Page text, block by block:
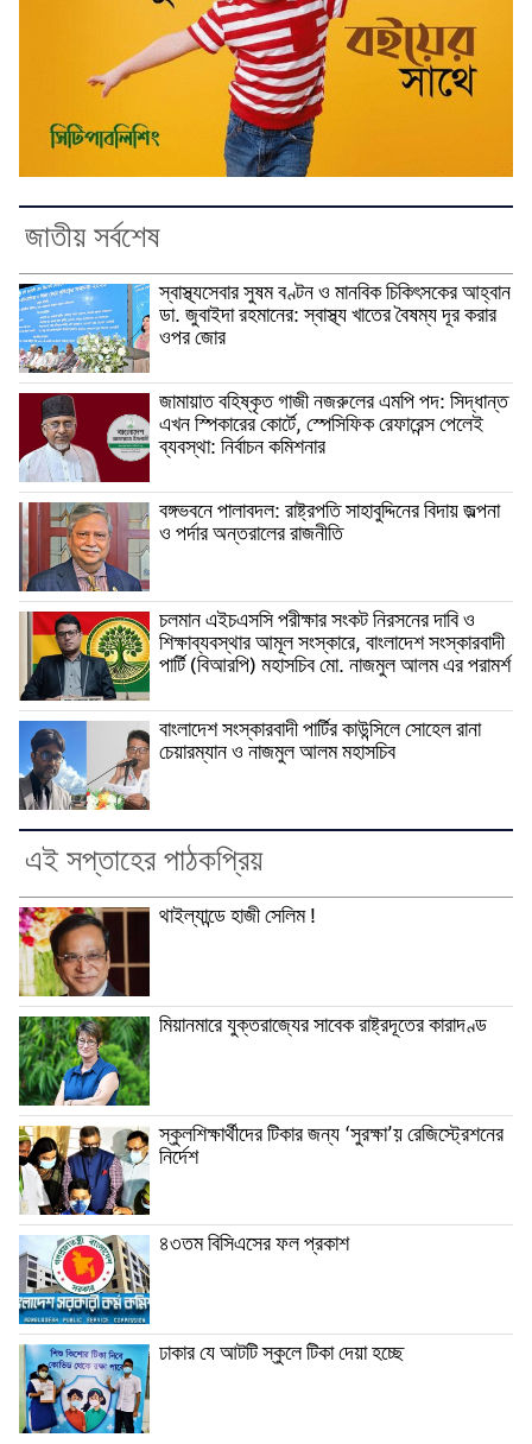
জাতীয় সর্বশেষ
স্বাস্থ্যসেবার সুষম বণ্টন ও মানবিক চিকিৎসকের আহ্বান
ডা. জুবাইদা রহমানের: স্বাস্থ্য খাতের বৈষম্য দূর করার
ওপর জোর
জামায়াত বহিষ্কৃত গাজী নজরুলের এমপি পদ: সিদ্ধান্ত
এখন স্পিকারের কোর্টে, স্পেসিফিক রেফারেন্স পেলেই
ব্যবস্থা: নির্বাচন কমিশনার
বঙ্গভবনে পালাবদল: রাষ্ট্রপতি সাহাবুদ্দিনের বিদায় জল্পনা
ও পর্দার অন্তরালের রাজনীতি
চলমান এইচএসসি পরীক্ষার সংকট নিরসনের দাবি ও
শিক্ষাব্যবস্থার আমূল সংস্কারে, বাংলাদেশ সংস্কারবাদী
পার্টি (বিআরপি) মহাসচিব মো. নাজমুল আলম এর পরামর্শ
বাংলাদেশ সংস্কারবাদী পার্টির কাউন্সিলে সোহেল রানা
চেয়ারম্যান ও নাজমুল আলম মহাসচিব
এই সপ্তাহের পাঠকপ্রিয়
থাইল্যান্ডে হাজী সেলিম !
মিয়ানমারে যুক্তরাজ্যের সাবেক রাষ্ট্রদূতের কারাদণ্ড
স্কুলশিক্ষার্থীদের টিকার জন্য ‘সুরক্ষা’য় রেজিস্ট্রেশনের
নির্দেশ
৪৩তম বিসিএসের ফল প্রকাশ
ঢাকার যে আটটি স্কুলে টিকা দেয়া হচ্ছে